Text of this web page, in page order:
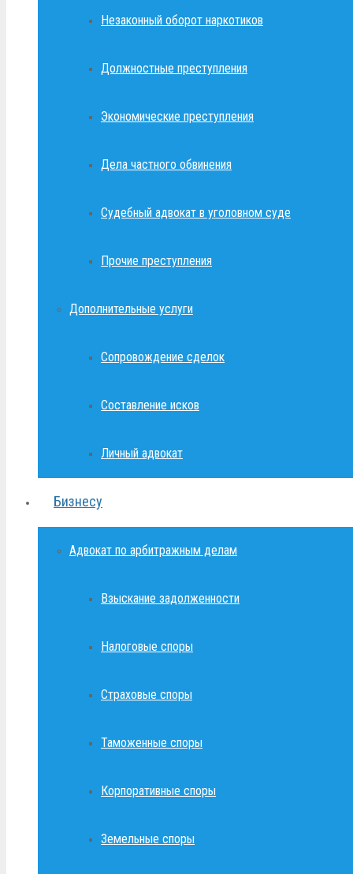
Незаконный оборот наркотиков
Должностные преступления
Экономические преступления
Дела частного обвинения
Судебный адвокат в уголовном суде
Прочие преступления
Дополнительные услуги
Сопровождение сделок
Составление исков
Личный адвокат
Бизнесу
Адвокат по арбитражным делам
Взыскание задолженности
Налоговые споры
Страховые споры
Таможенные споры
Корпоративные споры
Земельные споры